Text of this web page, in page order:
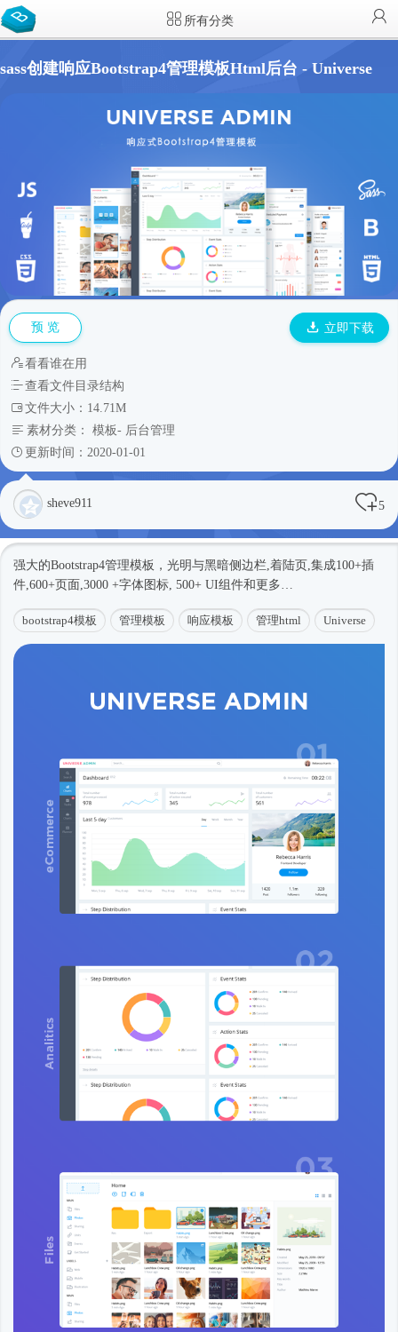
所有分类
sass创建响应Bootstrap4管理模板Html后台 - Universe
预 览 立即下载
看看谁在用
查看文件目录结构
文件大小：14.71M
素材分类： 模板- 后台管理
更新时间：2020-01-01
sheve911 5
强大的Bootstrap4管理模板，光明与黑暗侧边栏,着陆页,集成100+插
件,600+页面,3000 +字体图标, 500+ UI组件和更多…
bootstrap4模板 管理模板 响应模板 管理html Universe